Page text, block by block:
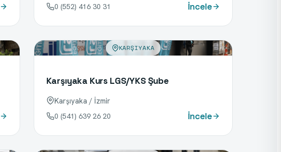
0 (552) 416 30 31 İncele
KARŞIYAKA
Karşıyaka Kurs LGS/YKS Şube
Karşıyaka / İzmir
0 (541) 639 26 20 İncele